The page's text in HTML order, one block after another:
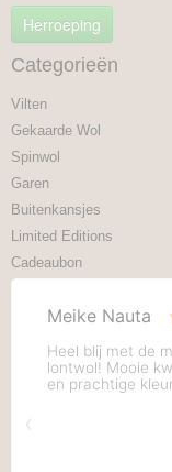
Herroeping
Categorieën
Vilten
Gekaarde Wol
Spinwol
Garen
Buitenkansjes
Limited Editions
Cadeaubon